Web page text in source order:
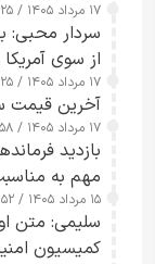
۱۷ مرداد ۱۴۰۵ / ۱۴:۲۵
سردار محبی:
از سوی
۱۷ مرداد ۱۴۰۵ / ۱۳:۲۵
آخرین قیمت سکه،
۱۷ مرداد ۱۴۰۵ / ۱۱:۵۸
بازدید
مهم به
تقویت امنیت
۱۵ مرداد ۱۴۰۵ / ۱۹:۵۲
سلیمی: متن
کمیسیون